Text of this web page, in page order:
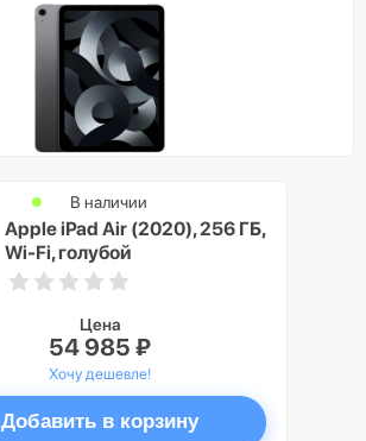
Apple iPad Air (2020), 256 ГБ,
Wi-Fi, голубой
В наличии
Цена
54 985 ₽
Хочу дешевле!
Добавить в корзину